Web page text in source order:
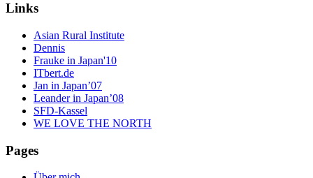
Links
Asian Rural Institute
Dennis
Frauke in Japan'10
ITbert.de
Jan in Japan’07
Leander in Japan’08
SFD-Kassel
WE LOVE THE NORTH
Pages